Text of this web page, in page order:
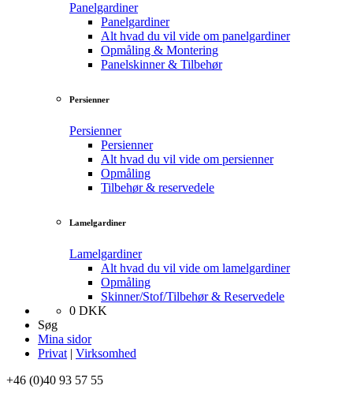
Panelgardiner
Panelgardiner
Alt hvad du vil vide om panelgardiner
Opmåling & Montering
Panelskinner & Tilbehør
Persienner
Persienner
Persienner
Alt hvad du vil vide om persienner
Opmåling
Tilbehør & reservedele
Lamelgardiner
Lamelgardiner
Alt hvad du vil vide om lamelgardiner
Opmåling
Skinner/Stof/Tilbehør & Reservedele
0 DKK
Søg
Mina sidor
Privat | Virksomhed
+46 (0)40 93 57 55